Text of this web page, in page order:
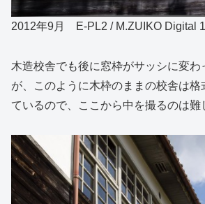
2012年9月 E-PL2 / M.ZUIKO Digital
木造校舎でも後に窓枠がサッシに変わ
が、このように木枠のままの校舎は
ているので、ここから中を撮るのは難